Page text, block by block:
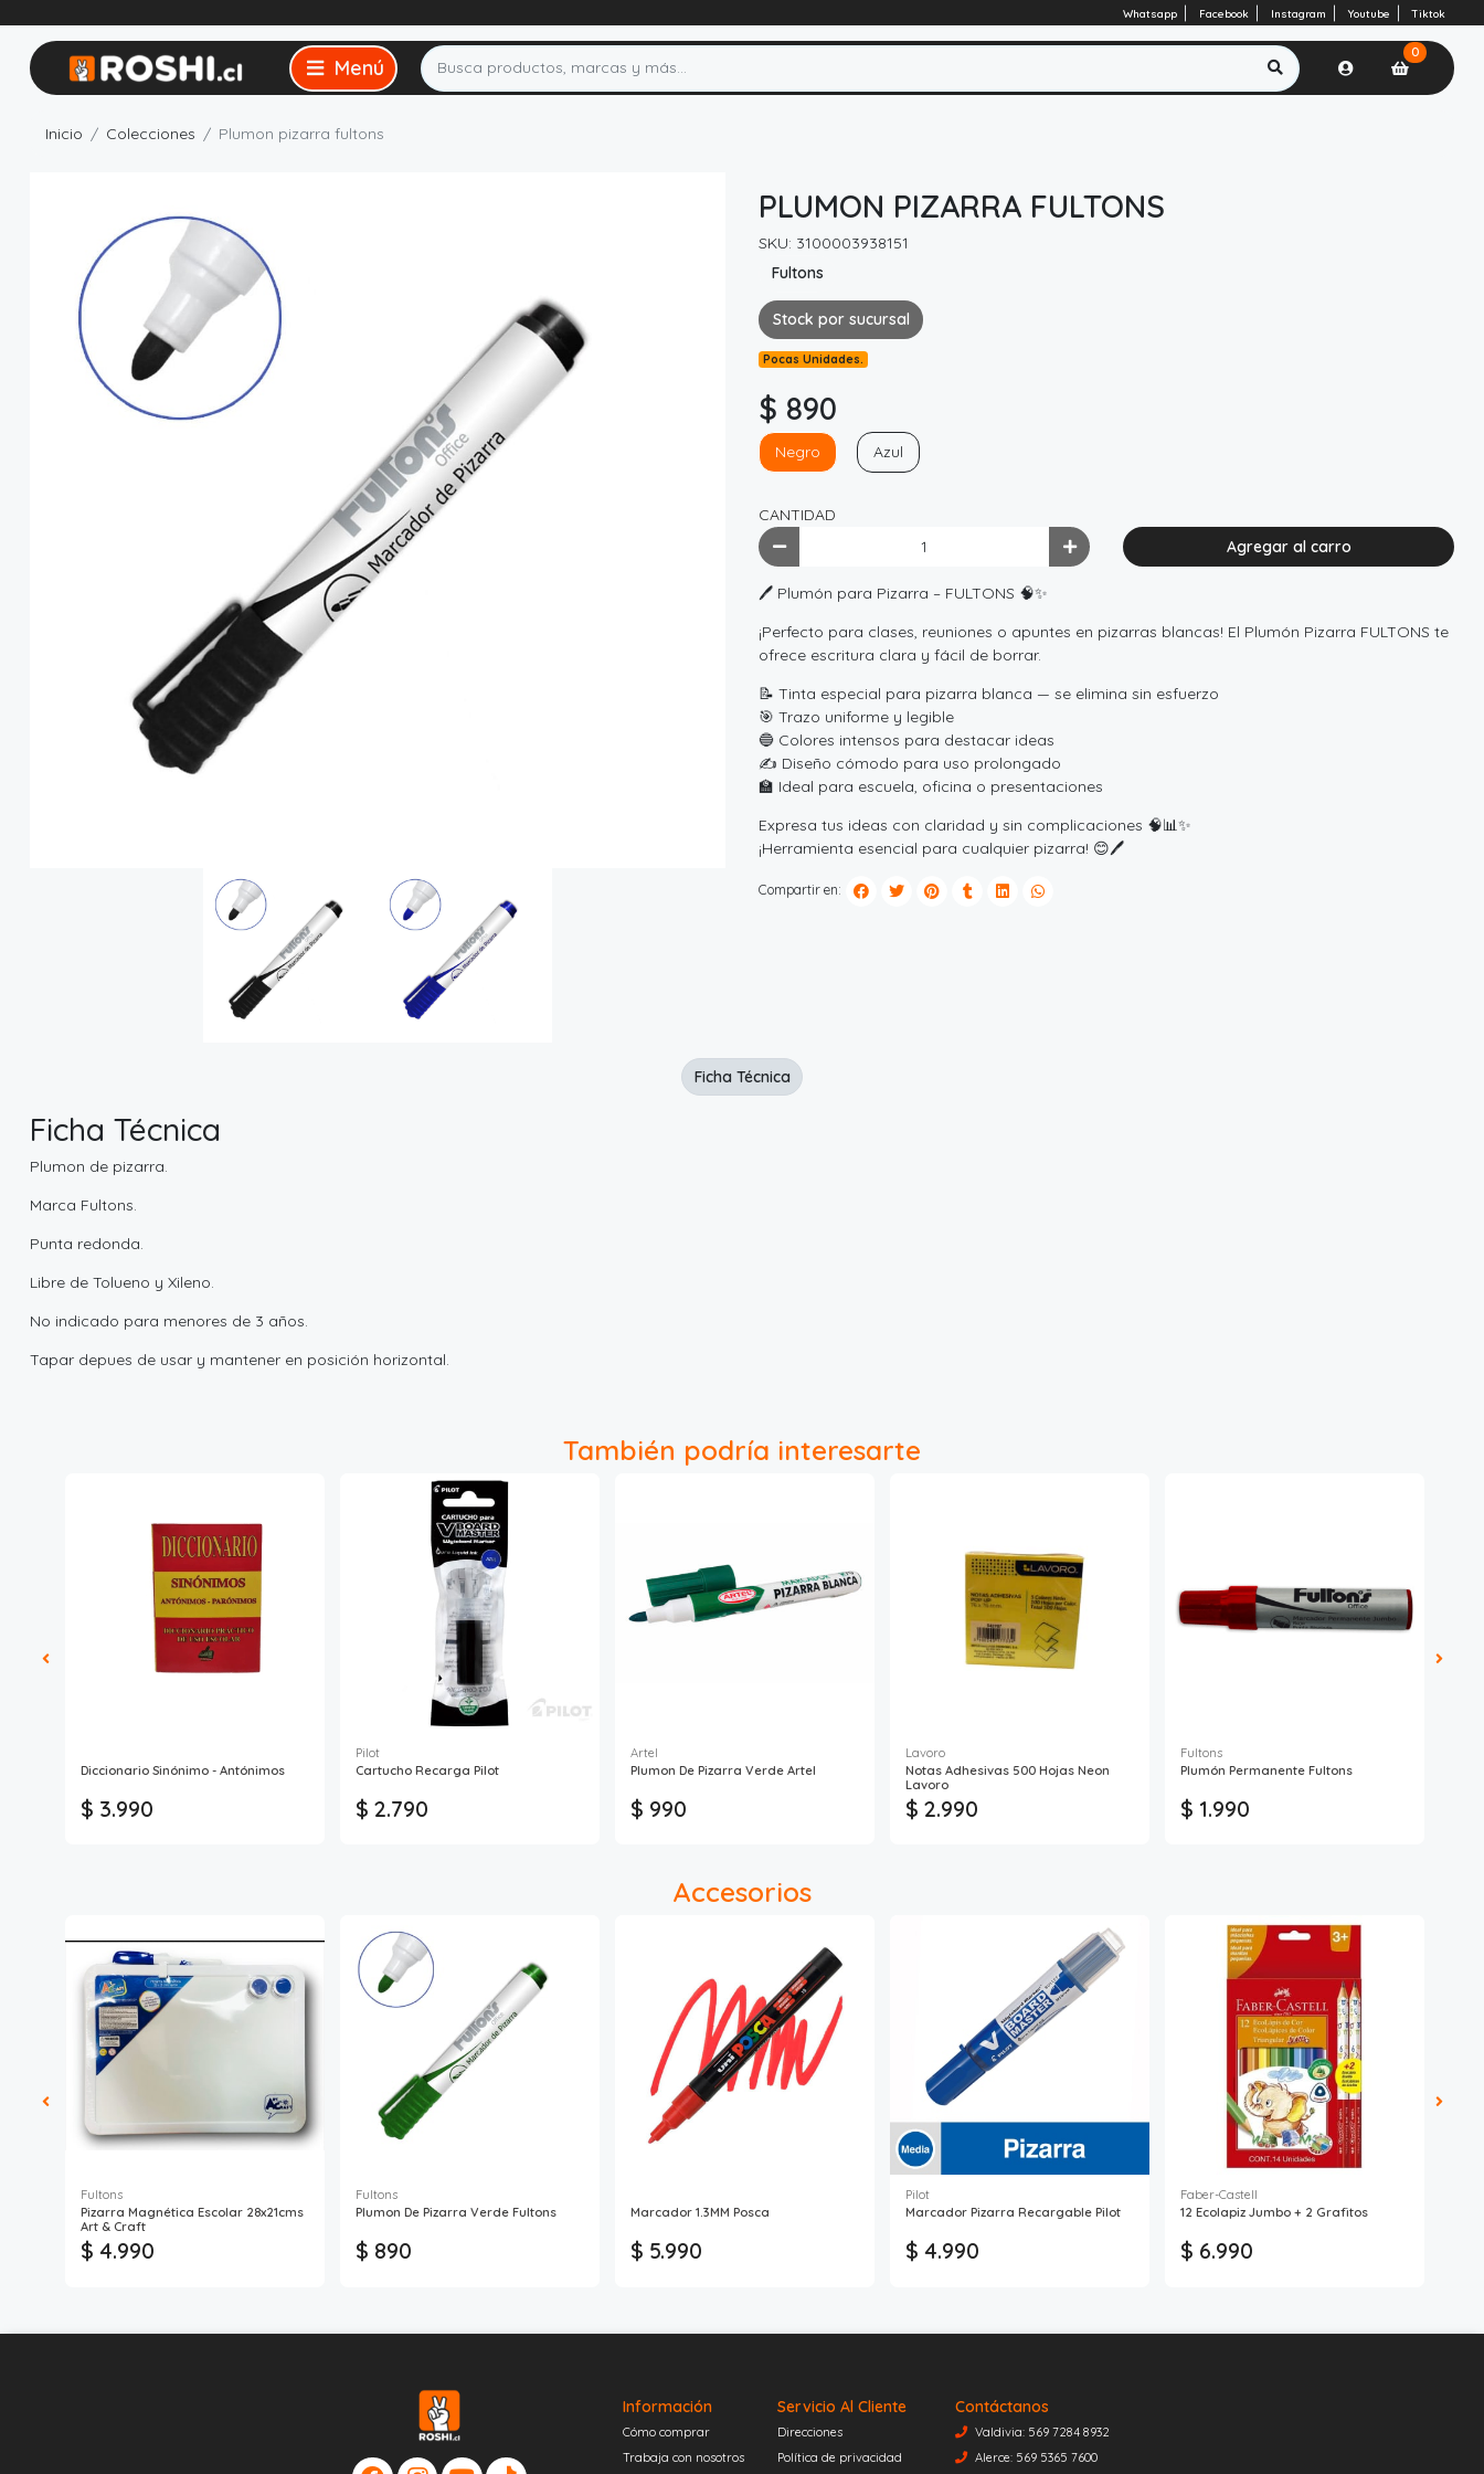
Whatsapp Facebook Instagram Youtube Tiktok
0
Inicio Colecciones Plumon pizarra fultons
PLUMON PIZARRA FULTONS
SKU: 3100003938151
Fultons
Stock por sucursal
Pocas Unidades.
$ 890
Negro Azul
CANTIDAD
Agregar al carro
🖊️ Plumón para Pizarra – FULTONS 🧠✨
¡Perfecto para clases, reuniones o apuntes en pizarras blancas! El Plumón Pizarra FULTONS te
ofrece escritura clara y fácil de borrar.
📝 Tinta especial para pizarra blanca — se elimina sin esfuerzo
🎯 Trazo uniforme y legible
🔵 Colores intensos para destacar ideas
✍️ Diseño cómodo para uso prolongado
🏫 Ideal para escuela, oficina o presentaciones
Expresa tus ideas con claridad y sin complicaciones 🧠📊✨
¡Herramienta esencial para cualquier pizarra! 😊🖊️
Compartir en:
Ficha Técnica
Plumon de pizarra.
Marca Fultons.
Punta redonda.
Libre de Tolueno y Xileno.
No indicado para menores de 3 años.
Tapar depues de usar y mantener en posición horizontal.
Ficha Técnica
También podría interesarte
Diccionario Sinónimo - Antónimos
$ 3.990
Pilot
Cartucho Recarga Pilot
$ 2.790
Artel
Plumon De Pizarra Verde Artel
$ 990
Lavoro
Notas Adhesivas 500 Hojas Neon
Lavoro
$ 2.990
Fultons
Plumón Permanente Fultons
$ 1.990
Accesorios
Fultons
Pizarra Magnética Escolar 28x21cms
Art & Craft
$ 4.990
Fultons
Plumon De Pizarra Verde Fultons
$ 890
Marcador 1.3MM Posca
$ 5.990
Pilot
Marcador Pizarra Recargable Pilot
$ 4.990
Faber-Castell
12 Ecolapiz Jumbo + 2 Grafitos
$ 6.990
Información
Cómo comprar
Trabaja con nosotros
Servicio Al Cliente
Direcciones
Política de privacidad
Contáctanos
Valdivia: 569 7284 8932
Alerce: 569 5365 7600